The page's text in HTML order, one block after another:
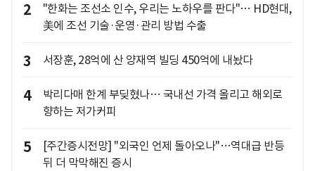
2
"한화는 조선소 인수, 우리는 노하우를 판다"… HD현대,
美에 조선 기술·운영·관리 방법 수출
3 서장훈, 28억에 산 양재역 빌딩 450억에 내놨다
4
박리다매 한계 부딪혔나… 국내선 가격 올리고 해외로
향하는 저가커피
5
[주간증시전망] "외국인 언제 돌아오나"…역대급 반등
뒤 더 막막해진 증시